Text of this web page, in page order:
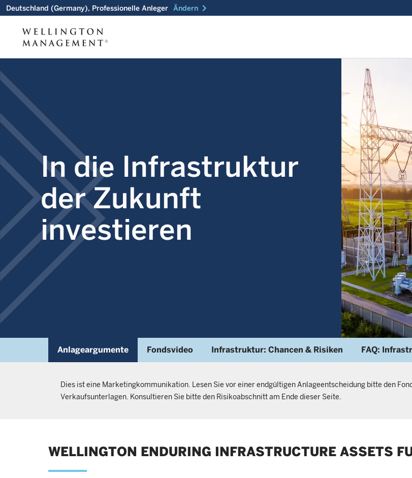
Deutschland (Germany), Professionelle Anleger Ändern chevron_right
In die Infrastruktur
der Zukunft
investieren
Anlageargumente Fondsvideo Infrastruktur: Chancen & Risiken FAQ:
Dies ist eine Marketingkommunikation. Lesen Sie vor einer endgültigen Anlageentscheidung bitte den
Verkaufsunterlagen. Konsultieren Sie bitte den Risikoabschnitt am Ende dieser Seite.
WELLINGTON ENDURING INFRASTRUCTURE ASSETS